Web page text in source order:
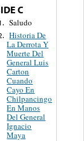
C
Saludo
Historia De
La Derrota Y
Muerte Del
General Luis
Carton
Cuando
Cayo En
Chilpancingo
En Manos
Del General
Ignacio
Maya